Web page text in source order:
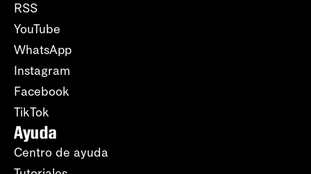
RSS
YouTube
WhatsApp
Instagram
Facebook
TikTok
Ayuda
Centro de ayuda